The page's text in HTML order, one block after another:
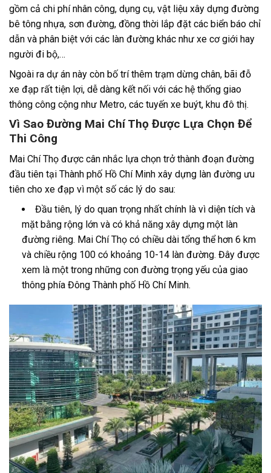
gồm cả chi phí nhân công, dụng cụ, vật liệu xây dựng đường
bê tông nhựa, sơn đường, đồng thời lắp đặt các biển báo chỉ
dẫn và phân biệt với các làn đường khác như xe cơ giới hay
người đi bộ,…
Ngoài ra dự án này còn bố trí thêm trạm dừng chân, bãi đỗ
xe đạp rất tiện lợi, dễ dàng kết nối với các hệ thống giao
thông công cộng như Metro, các tuyến xe buýt, khu đô thị.
Vì Sao Đường Mai Chí Thọ Được Lựa Chọn Để
Thi Công
Mai Chí Thọ được cân nhắc lựa chọn trở thành đoạn đường
đầu tiên tại Thành phố Hồ Chí Minh xây dựng làn đường ưu
tiên cho xe đạp vì một số các lý do sau:
Đầu tiên, lý do quan trọng nhất chính là vì diện tích và
mặt bằng rộng lớn và có khả năng xây dựng một làn
đường riêng. Mai Chí Thọ có chiều dài tổng thể hơn 6 km
và chiều rộng 100 có khoảng 10-14 làn đường. Đây được
xem là một trong những con đường trọng yếu của giao
thông phía Đông Thành phố Hồ Chí Minh.